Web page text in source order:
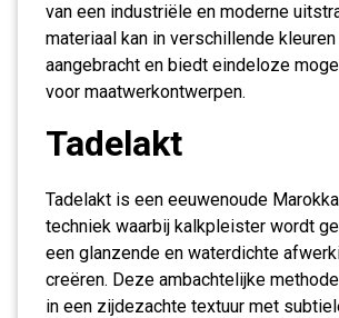
van een industriële en moderne
materiaal kan in verschillende
aangebracht en biedt eindeloze
voor maatwerkontwerpen.
Tadelakt
Tadelakt is een eeuwenoude
techniek waarbij kalkpleister wordt
een glanzende en waterdichte
creëren. Deze ambachtelijke
in een zijdezachte textuur met